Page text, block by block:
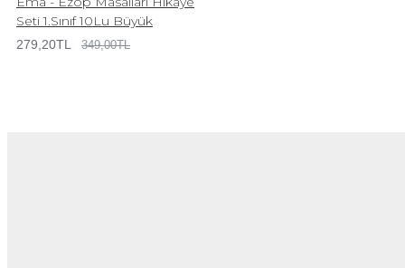
Seti 1.Sınıf 10Lu Büyük
279,20TL 349,00TL